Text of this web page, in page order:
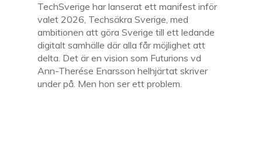
TechSverige har lanserat ett manifest inför
valet 2026, Techsäkra Sverige, med
ambitionen att göra Sverige till ett ledande
digitalt samhälle där alla får möjlighet att
delta. Det är en vision som Futurions vd
Ann-Therése Enarsson helhjärtat skriver
under på. Men hon ser ett problem.